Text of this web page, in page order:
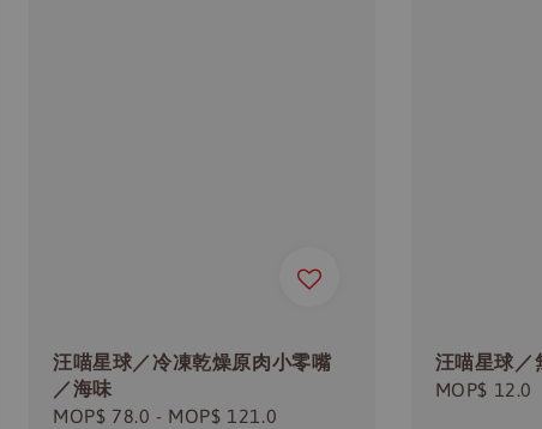
汪喵星球／冷凍乾燥原肉小零嘴
／海味
Regular
MOP$ 78.0 - MOP$ 121.0
汪喵星球／
Regular
MOP$ 12.0